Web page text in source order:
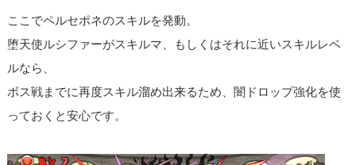
ここでペルセポネのスキルを発動。
堕天使ルシファーがスキルマ、もしくはそれに近いスキルレベ
ルなら、
ボス戦までに再度スキル溜め出来るため、闇ドロップ強化を使
っておくと安心です。